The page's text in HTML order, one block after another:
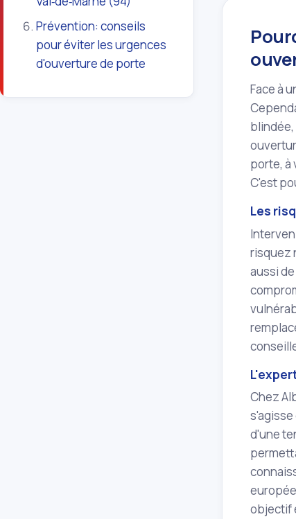
Prévention: conseils
pour éviter les urgences
d'ouverture de porte
Face à
porte, à
C'est
Les
risquez
aussi
Chez
d'une
objectif